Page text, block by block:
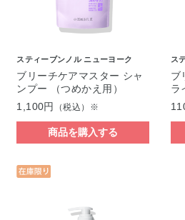
スティーブンノル ニューヨーク
ブリーチケアマスター シャ
ンプー （つめかえ用）
1,100円
（税込）※
商品を購入する
ス
ブ
ラ